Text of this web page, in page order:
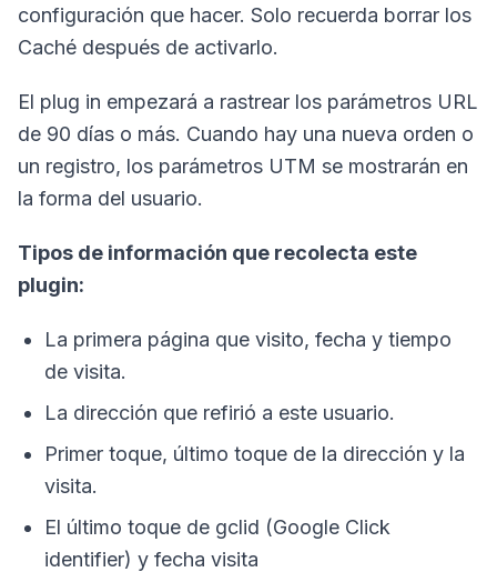
configuración que hacer. Solo recuerda borrar los
Caché después de activarlo.
El plug in empezará a rastrear los parámetros URL
de 90 días o más. Cuando hay una nueva orden o
un registro, los parámetros UTM se mostrarán en
la forma del usuario.
Tipos de información que recolecta este
plugin:
La primera página que visito, fecha y tiempo
de visita.
La dirección que refirió a este usuario.
Primer toque, último toque de la dirección y la
visita.
El último toque de gclid (Google Click
identifier) y fecha visita